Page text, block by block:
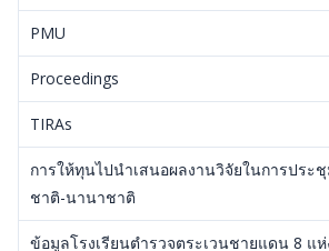
PMU
Proceedings
TIRAs
การให้ทุนไปนำเสนอผลงานวิจัยในการประ
ชาติ-นานาชาติ
ข้อมูลโรงเรียนตำรวจตระเวนชายแดน 8 แห่